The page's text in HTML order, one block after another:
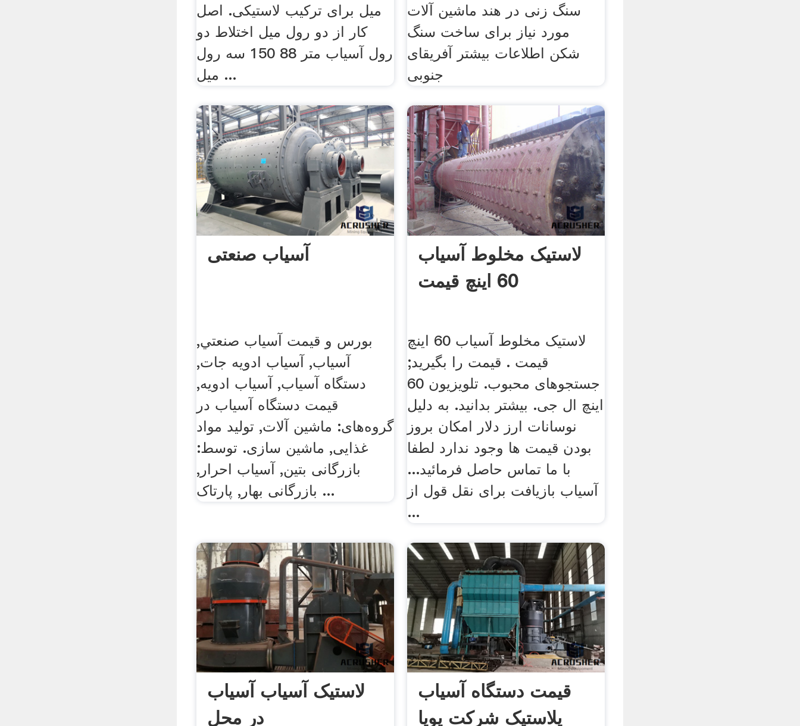
میل برای ترکیب لاستیکی. اصل
کار از دو رول میل اختلاط دو
رول آسیاب متر 88 150 سه رول
میل ...
سنگ زنی در هند ماشین آلات
مورد نیاز برای ساخت سنگ
شکن اطلاعات بیشتر آفریقای
جنوبی
آسیاب صنعتی
بورس و قیمت آسياب صنعتي,
آسياب, آسياب ادويه جات,
دستگاه آسياب, آسياب ادويه,
قيمت دستگاه آسياب در
گروه‌های: ماشین آلات, تولید مواد
غذایی, ماشین سازی. توسط:
بازرگانی بتین, آسیاب احرار,
بازرگانی بهار, پارتاک ...
لاستیک مخلوط آسیاب
60 اینچ قیمت
لاستیک مخلوط آسیاب 60 اینچ
قیمت . قیمت را بگیرید;
جستجوهای محبوب. تلویزیون 60
اینچ ال جی. بیشتر بدانید. به دلیل
نوسانات ارز دلار امکان بروز
بودن قیمت ها وجود ندارد لطفا
با ما تماس حاصل فرمائید...
آسیاب بازیافت برای نقل قول از
...
لاستیک آسیاب آسیاب
در محل
قیمت دستگاه آسیاب
پلاستیک شرکت پویا